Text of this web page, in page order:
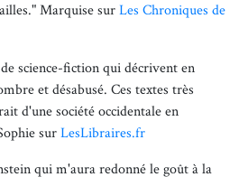
Marquise surLes Chroniques de
science-fiction qui décrivent en
et désabusé. Ces textes très
d'une société occidentale en
surLesLibraires.fr
qui m'aura redonné le goût à la